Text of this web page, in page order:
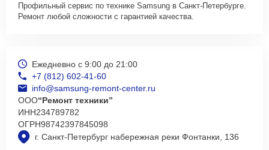
Профильный сервис по технике Samsung в Санкт-Петербурге.
Ремонт любой сложности с гарантией качества.
г. Санкт-Петербург набережная реки Фонтанки, 136
Ежедневно с 9:00 до 21:00
+7 (812) 602-41-60
info@samsung-remont-center.ru
ООО“Ремонт техники”
ИНН234789782
ОГРН98742397845098